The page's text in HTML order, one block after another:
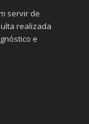
servir de
realizada
e
que